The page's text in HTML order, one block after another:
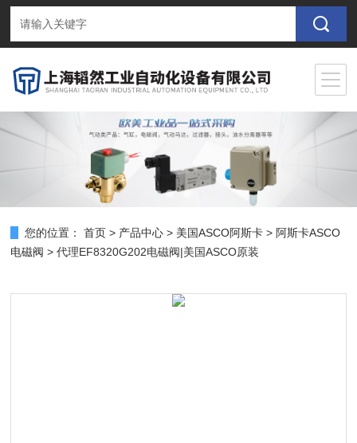
您的位置： 首页 > 产品中心 > 美国ASCO阿斯卡 > 阿斯卡ASCO
电磁阀 > 代理EF8320G202电磁阀|美国ASCO原装